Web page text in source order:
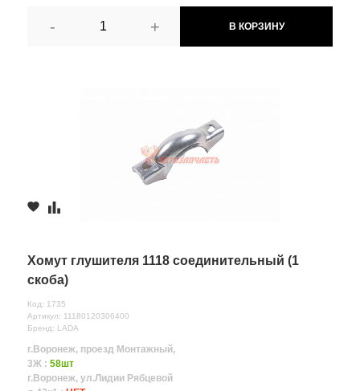
- + В КОРЗИНУ
Хомут глушителя 1118 соединительный (1
скоба)
Код: 1735
Артикул: 11180120306400
Бренд: LADA
г.Воронеж, проезд Монтажный,
3Ж : 58шт
г.Воронеж, ул.Лидии Рябцевой